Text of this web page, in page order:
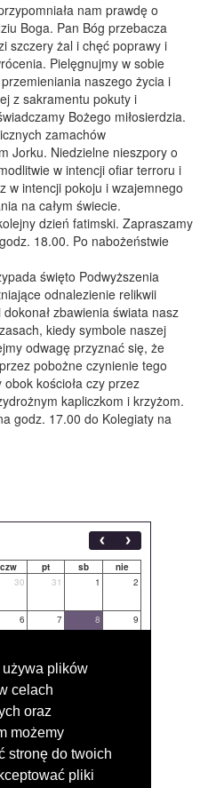
używa plików
celach
oraz
możemy
stronę do twoich
pliki
nam prawdę o
Boga. Pan Bóg przebacza
szczery żal i chęć poprawy i
Pielęgnujmy w sobie
naszego życia i
z sakramentu pokuty i
Bożego miłosierdzia.
zamachów
Jorku. Niedzielne nieszpory o
w intencji ofiar terroru i
w intencji pokoju i wzajemnego
na całym świecie.
dzień fatimski. Zapraszamy
18.00. Po nabożeństwie
święto Podwyższenia
odnalezienie relikwii
zbawienia świata nasz
kiedy symbole naszej
odwagę przyznać się, że
pobożne czynienie tego
kościoła czy przez
kapliczkom i krzyżom.
godz. 17.00 do Kolegiaty na
czw pt sb
nie
30 31 1 2
6 7 8 9
20 21
27 28